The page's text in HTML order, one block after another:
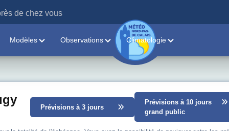
de chez vous
Modèles Observations Climatologie
Prévisions à 3 jours
Prévisions à 10 jours
grand public